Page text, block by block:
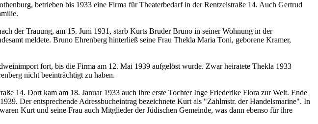
betrieben bis 1933 eine Firma für Theaterbedarf in der Rentzelstraße 14. Auch Gertrud
der Trauung, am 15. Juni 1931, starb Kurts Bruder Bruno in seiner Wohnung in der
meldete. Bruno Ehrenberg hinterließ seine Frau Thekla Maria Toni, geborene Kramer,
fort, bis die Firma am 12. Mai 1939 aufgelöst wurde. Zwar heiratete Thekla 1933
nicht beeinträchtigt zu haben.
14. Dort kam am 18. Januar 1933 auch ihre erste Tochter Inge Friederike Flora zur Welt. Ende
Der entsprechende Adressbucheintrag bezeichnete Kurt als "Zahlmstr. der Handelsmarine". In
Kurt und seine Frau auch Mitglieder der Jüdischen Gemeinde, was dann ebenso für ihre